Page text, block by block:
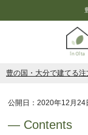
豊の国・大分で建てる
公開日：2020年12月24